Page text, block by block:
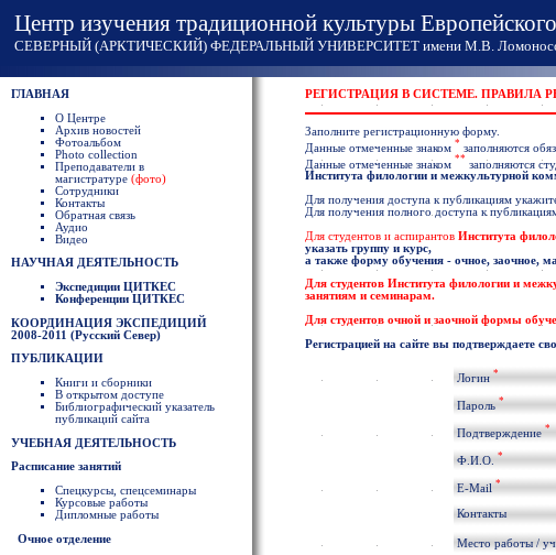
Центр изучения традиционной культуры
СЕВЕРНЫЙ (АРКТИЧЕСКИЙ) ФЕДЕРАЛЬНЫЙ УНИВЕРСИТЕТ имени М.В.
ГЛАВНАЯ
О Центре
Архив новостей
Фотоальбом
Photo collection
Преподаватели в
магистратуре (фото)
Сотрудники
Контакты
Обратная связь
Аудио
Видео
НАУЧНАЯ ДЕЯТЕЛЬНОСТЬ
Экспедиции ЦИТКЕС
Конференции ЦИТКЕС
КООРДИНАЦИЯ ЭКСПЕДИЦИЙ
2008-2011 (Русский Север)
ПУБЛИКАЦИИ
Книги и сборники
В открытом доступе
Библиографический указатель
публикаций сайта
УЧЕБНАЯ ДЕЯТЕЛЬНОСТЬ
Расписание занятий
Спецкурсы, спецсеминары
Курсовые работы
Дипломные работы
Очное отделение
РЕГИСТРАЦИЯ В СИСТЕМЕ. ПРАВИЛА
Заполните регистрационную форму.
Данные отмеченные знаком * заполняются
Данные отмеченные знаком ** заполняются
Института филологии и межкультурной
Для получения доступа к публикациям
Для получения полного доступа к
Для студентов и аспирантов Института
указать группу и курс,
а также форму обучения - очное, заочное,
Для студентов Института филологии и
занятиям и семинарам.
Для студентов очной и заочной формы
Регистрацией на сайте вы подтверждаете
Логин *
Пароль *
Подтверждение *
Ф.И.О. *
E-Mail *
Контакты
Место работы /